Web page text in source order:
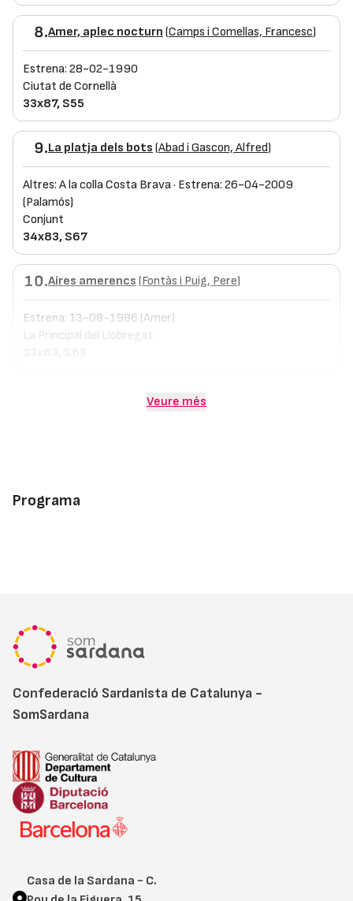
8.Amer, aplec nocturn (Camps i Comellas, Francesc)
Estrena: 28-02-1990
Ciutat de Cornellà
33x87, S55
9.La platja dels bots (Abad i Gascon, Alfred)
Altres: A la colla Costa Brava · Estrena: 26-04-2009
(Palamós)
Conjunt
34x83, S67
10.Aires amerencs (Fontàs i Puig, Pere)
Estrena: 13-08-1986 (Amer)
La Principal del Llobregat
Veure més
Programa
Confederació Sardanista de Catalunya -
SomSardana
Casa de la Sardana - C.